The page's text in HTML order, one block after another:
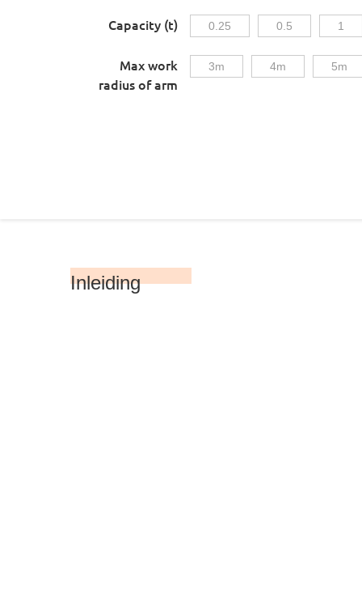
Capacity (t) 0.25 0.5 1
Max work
radius of arm
3m 4m 5m
Inleiding